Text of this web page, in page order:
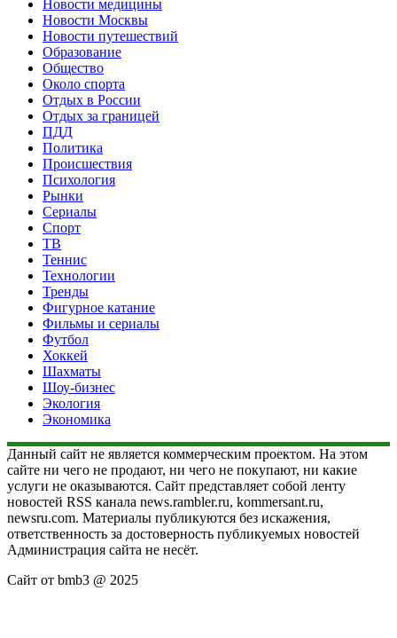
Новости медицины
Новости Москвы
Новости путешествий
Образование
Общество
Около спорта
Отдых в России
Отдых за границей
ПДД
Политика
Происшествия
Психология
Рынки
Сериалы
Спорт
ТВ
Теннис
Технологии
Тренды
Фигурное катание
Фильмы и сериалы
Футбол
Хоккей
Шахматы
Шоу-бизнес
Экология
Экономика
Данный сайт не является коммерческим проектом. На этом
сайте ни чего не продают, ни чего не покупают, ни какие
услуги не оказываются. Сайт представляет собой ленту
новостей RSS канала news.rambler.ru, kommersant.ru,
newsru.com. Материалы публикуются без искажения,
ответственность за достоверность публикуемых новостей
Администрация сайта не несёт.
Сайт от bmb3 @ 2025